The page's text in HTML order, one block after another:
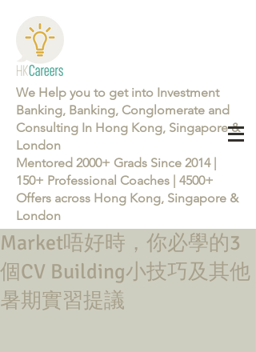
We Help you to get into Investment
Banking, Banking, Conglomerate and
Consulting In Hong Kong, Singapore &
London
Mentored 2000+ Grads Since 2014 |
150+ Professional Coaches | 4500+
Offers across Hong Kong, Singapore &
London
Learn more about the Career Training Program 26/27
Market唔好時，你必學的3
個CV Building小技巧及其他
暑期實習提議